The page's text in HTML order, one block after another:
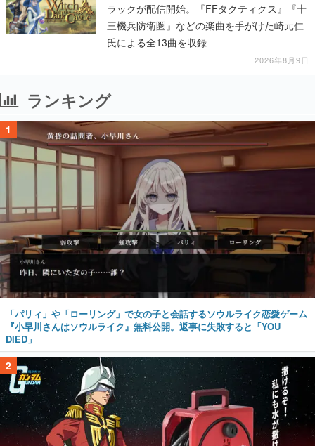
ラックが配信開始。『FFタクティクス』『十
三機兵防衛圏』などの楽曲を手がけた崎元仁
氏による全13曲を収録
2026年8月9日
ランキング
1
「パリィ」や「ローリング」で女の子と会話するソウルライク恋愛ゲーム
『小早川さんはソウルライク』無料公開。返事に失敗すると「YOU
DIED」
2